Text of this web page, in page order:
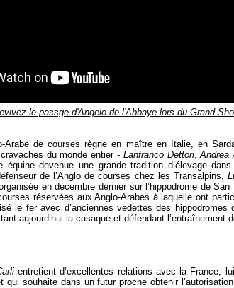
le passge d'Angelo de l'Abbaye lors du Grand
Arabe de courses règne en maître en Italie, en
du monde entier - Lanfranco Dettori,Andrea
équine devenue une grande tradition d’élevage
de l’Anglo de courses chez les Transalpins,
en décembre dernier sur l’hippodrome de
réservées aux Anglo-Arabes à laquelle ont
le fer avec d’anciennes vedettes des hippodromes
aujourd’hui la casaque et défendant l’entraînement
entretient d’excellentes relations avec la France,
qui souhaite dans un futur proche obtenir